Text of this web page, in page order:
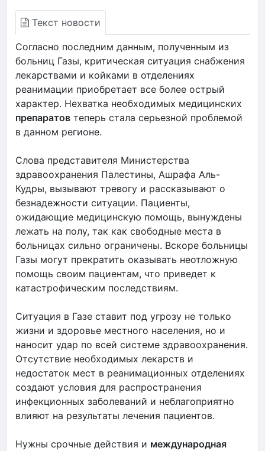
Текст новости
Согласно последним данным, полученным из
больниц Газы, критическая ситуация снабжения
лекарствами и койками в отделениях
реанимации приобретает все более острый
характер. Нехватка необходимых медицинских
препаратов теперь стала серьезной проблемой
в данном регионе.
Слова представителя Министерства
здравоохранения Палестины, Ашрафа Аль-
Кудры, вызывают тревогу и рассказывают о
безнадежности ситуации. Пациенты,
ожидающие медицинскую помощь, вынуждены
лежать на полу, так как свободные места в
больницах сильно ограничены. Вскоре больницы
Газы могут прекратить оказывать неотложную
помощь своим пациентам, что приведет к
катастрофическим последствиям.
Ситуация в Газе ставит под угрозу не только
жизни и здоровье местного населения, но и
наносит удар по всей системе здравоохранения.
Отсутствие необходимых лекарств и
недостаток мест в реанимационных отделениях
создают условия для распространения
инфекционных заболеваний и неблагоприятно
влияют на результаты лечения пациентов.
Нужны срочные действия и международная